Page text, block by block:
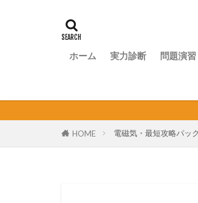
ホーム 実力診断 問題演習
HOME 電磁気・最短攻略パッ